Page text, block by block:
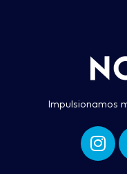
Impulsionamos